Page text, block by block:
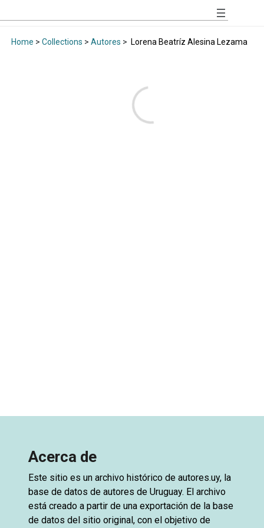
Home > Collections > Autores > Lorena Beatríz Alesina Lezama
Acerca de
Este sitio es un archivo histórico de autores.uy, la
base de datos de autores de Uruguay. El archivo
está creado a partir de una exportación de la base
de datos del sitio original, con el objetivo de